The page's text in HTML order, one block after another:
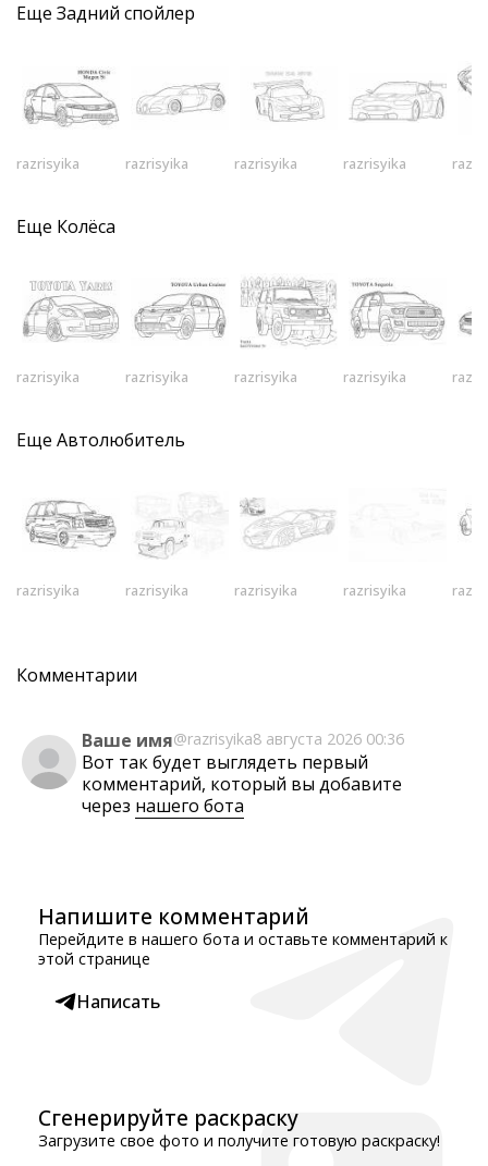
Еще Задний спойлер
razrisyika razrisyika razrisyika razrisyika
Еще Колёса
razrisyika razrisyika razrisyika razrisyika
Еще Автолюбитель
razrisyika razrisyika razrisyika razrisyika
Комментарии
Ваше имя@razrisyika8 августа 2026 00:36
Вот так будет выглядеть первый
комментарий, который вы добавите
через нашего бота
Напишите комментарий
Перейдите в нашего бота и оставьте комментарий к
этой странице
Написать
Сгенерируйте раскраску
Загрузите свое фото и получите готовую раскраску!